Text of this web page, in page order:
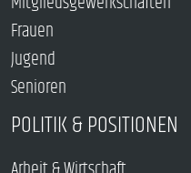
Frauen
Jugend
Senioren
POLITIK & POSITIONEN